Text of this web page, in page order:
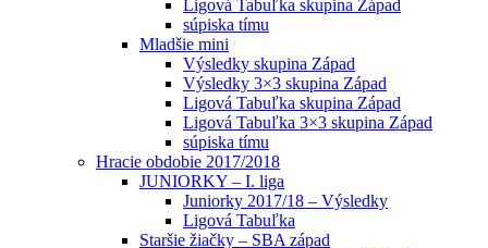
Ligová Tabuľka skupina Západ
súpiska tímu
Mladšie mini
Výsledky skupina Západ
Výsledky 3×3 skupina Západ
Ligová Tabuľka skupina Západ
Ligová Tabuľka 3×3 skupina Západ
súpiska tímu
Hracie obdobie 2017/2018
JUNIORKY – I. liga
Juniorky 2017/18 – Výsledky
Ligová Tabuľka
Staršie žiačky – SBA západ